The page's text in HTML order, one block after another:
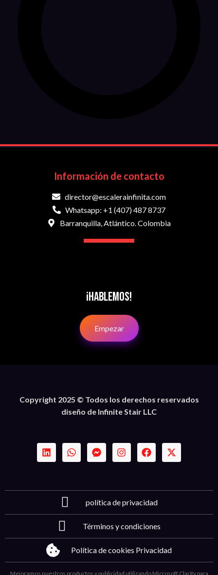
Información de contacto
director@escalerainfinita.com
Whatsapp: +1 (407) 487 8737
Barranquilla, Atlántico. Colombia
¡Hablemos!
Empezar
Copyright 2025 © Todos los derechos reservados
diseño de Infinite Stair LLC
política de privacidad
Términos y condiciones
Política de cookies Privacidad
Mejoramos nuestros productos y publicidad utilizando Microsoft Clarity para